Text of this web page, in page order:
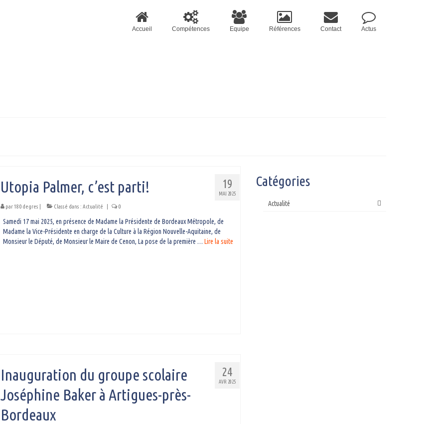
Accueil Compétences Equipe Références Contact Actus
19
MAI 2025
Utopia Palmer, c’est parti!
par 180 degres Classé dans : Actualité 0
Samedi 17 mai 2025, en présence de Madame la Présidente de Bordeaux Métropole, de
Madame la Vice-Présidente en charge de la Culture à la Région Nouvelle-Aquitaine, de
Monsieur le Député, de Monsieur le Maire de Cenon, La pose de la première … Lire la suite­­
24
AVR 2025
Inauguration du groupe scolaire
Joséphine Baker à Artigues-près-
Bordeaux
Catégories
Actualité